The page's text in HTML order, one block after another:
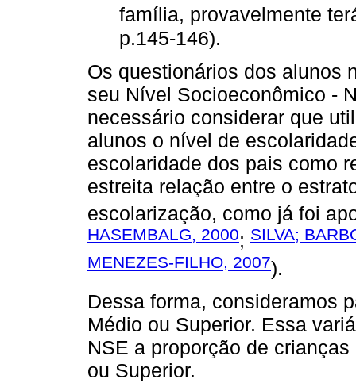
família, provavelmente
p.145-146).
Os questionários dos alunos
seu Nível Socioeconômico -
necessário considerar que
alunos o nível de
escolaridade dos pais como
estreita relação entre o
escolarização, como já foi
HASEMBALG, 2000; SILVA;
MENEZES-FILHO, 2007).
Dessa forma, consideramos
Médio ou Superior. Essa
NSE a proporção de
ou Superior.